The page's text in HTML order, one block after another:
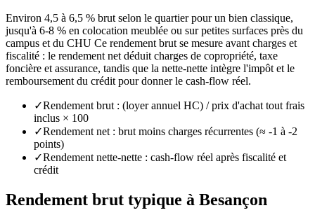
Environ 4,5 à 6,5 % brut selon le quartier pour un bien classique,
jusqu'à 6-8 % en colocation meublée ou sur petites surfaces près du
campus et du CHU Ce rendement brut se mesure avant charges et
fiscalité : le rendement net déduit charges de copropriété, taxe
foncière et assurance, tandis que la nette-nette intègre l'impôt et le
remboursement du crédit pour donner le cash-flow réel.
✓Rendement brut : (loyer annuel HC) / prix d'achat tout frais
inclus × 100
✓Rendement net : brut moins charges récurrentes (≈ -1 à -2
points)
✓Rendement nette-nette : cash-flow réel après fiscalité et
crédit
Rendement brut typique à Besançon